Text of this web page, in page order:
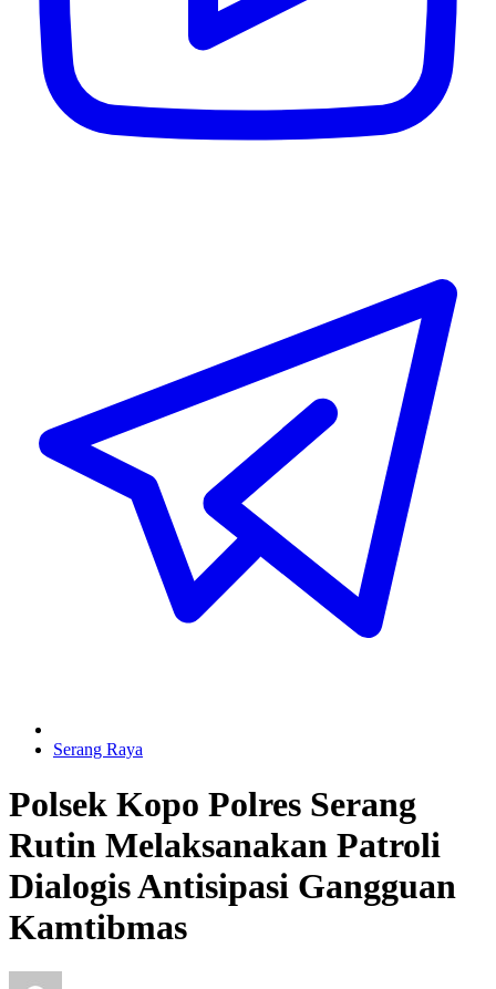
Serang Raya
Polsek Kopo Polres Serang
Rutin Melaksanakan Patroli
Dialogis Antisipasi Gangguan
Kamtibmas